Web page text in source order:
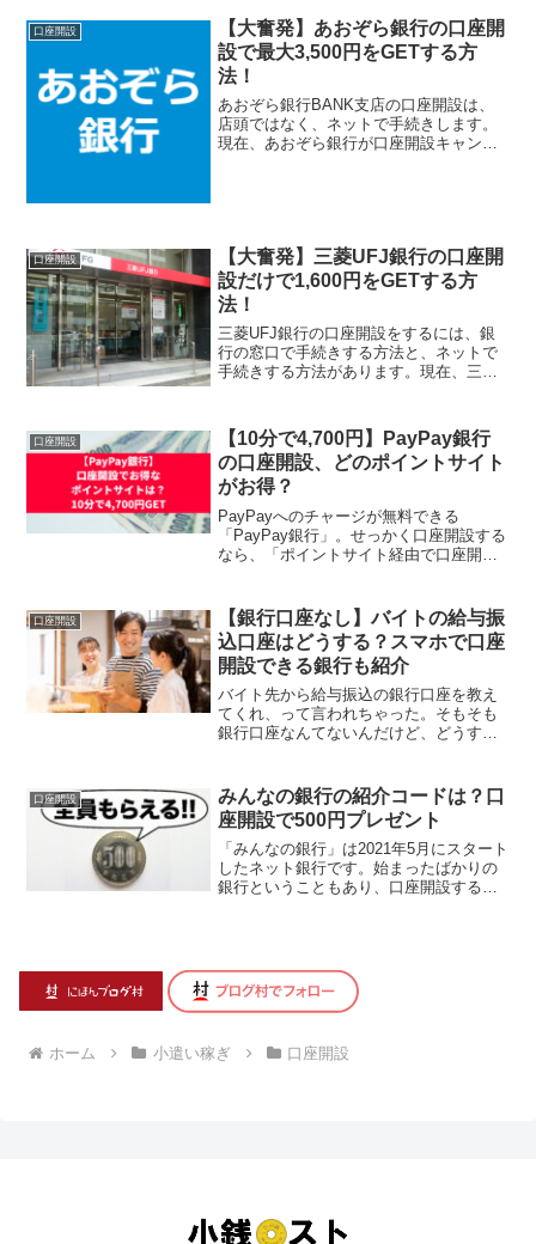
口座開設
【大奮発】あおぞら銀行の口座開
設で最大3,500円をGETする方
法！
あおぞら銀行BANK支店の口座開設は、
店頭ではなく、ネットで手続きします。
現在、あおぞら銀行が口座開設キャンペ
口座開設
【大奮発】三菱UFJ銀行の口座開
設だけで1,600円をGETする方
法！
三菱UFJ銀行の口座開設をするには、銀
行の窓口で手続きする方法と、ネットで
手続きする方法があります。現在、三菱
口座開設
【10分で4,700円】PayPay銀行
の口座開設、どのポイントサイト
がお得？
PayPayへのチャージが無料できる
「PayPay銀行」。せっかく口座開設する
なら、「ポイントサイト経由で口座開
口座開設
【銀行口座なし】バイトの給与振
込口座はどうする？スマホで口座
開設できる銀行も紹介
バイト先から給与振込の銀行口座を教え
てくれ、って言われちゃった。そもそも
銀行口座なんてないんだけど、どうすれ
口座開設
みんなの銀行の紹介コードは？口
座開設で500円プレゼント
「みんなの銀行」は2021年5月にスタート
したネット銀行です。始まったばかりの
銀行ということもあり、口座開設するだ
ホーム 小遣い稼ぎ 口座開設